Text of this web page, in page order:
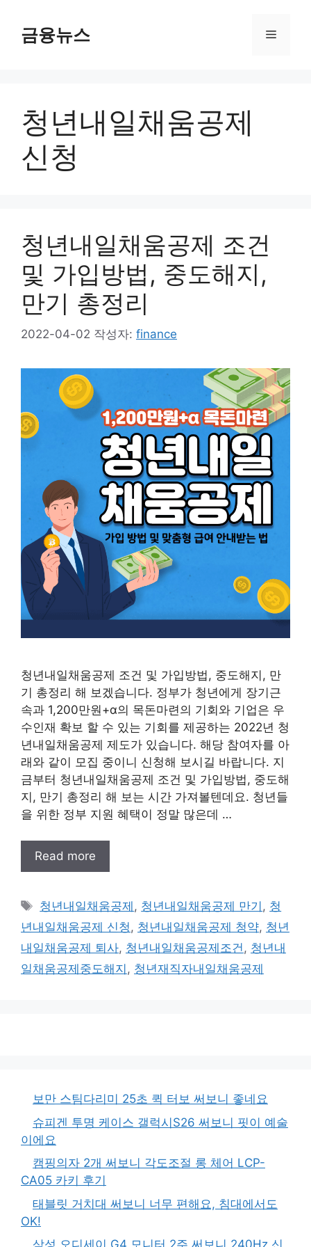
금융뉴스 메
청년내일채움공제
신청
청년내일채움공제 조건
및 가입방법, 중도해지,
만기 총정리
2022-04-02 작성자: finance
청년내일채움공제 조건 및 가입방법, 중도해지, 만
기 총정리 해 보겠습니다. 정부가 청년에게 장기근
속과 1,200만원+α의 목돈마련의 기회와 기업은 우
수인재 확보 할 수 있는 기회를 제공하는 2022년 청
년내일채움공제 제도가 있습니다. 해당 참여자를 아
래와 같이 모집 중이니 신청해 보시길 바랍니다. 지
금부터 청년내일채움공제 조건 및 가입방법, 중도해
지, 만기 총정리 해 보는 시간 가져볼텐데요. 청년들
을 위한 정부 지원 혜택이 정말 많은데 …
Read more
태
그
청년내일채움공제 , 청년내일채움공제 만기 , 청
년내일채움공제 신청, 청년내일채움공제 청약, 청년
내일채움공제 퇴사, 청년내일채움공제조건, 청년내
일채움공제중도해지 , 청년재직자내일채움공제
보만 스팀다리미 25초 퀵 터보 써보니 좋네요
슈피겐 투명 케이스 갤럭시S26 써보니 핏이 예술
이에요
캠핑의자 2개 써보니 각도조절 롱 체어 LCP-
CA05 카키 후기
태블릿 거치대 써보니 너무 편해요, 침대에서도
OK!
삼성 오디세이 G4 모니터 2주 써보니 240Hz 신